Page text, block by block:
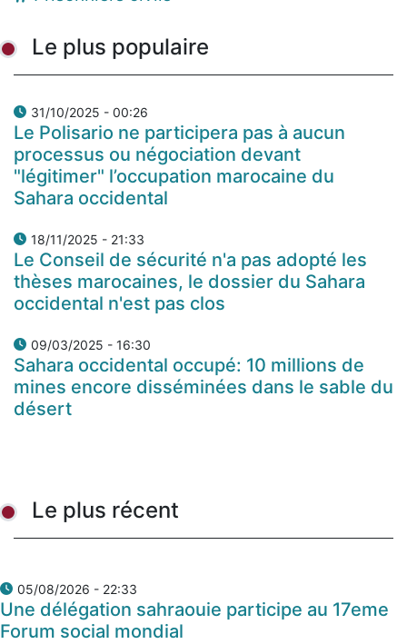
Le plus populaire
31/10/2025 - 00:26
Le Polisario ne participera pas à aucun
processus ou négociation devant
"légitimer" l’occupation marocaine du
Sahara occidental
18/11/2025 - 21:33
Le Conseil de sécurité n'a pas adopté les
thèses marocaines, le dossier du Sahara
occidental n'est pas clos
09/03/2025 - 16:30
Sahara occidental occupé: 10 millions de
mines encore disséminées dans le sable du
désert
Le plus récent
05/08/2026 - 22:33
Une délégation sahraouie participe au 17eme
Forum social mondial